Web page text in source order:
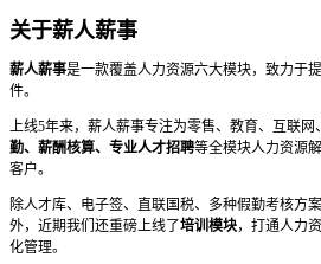
关于薪人薪事
薪人薪事是一款覆盖人力资源六大模块，致力于
件。
上线5年来，薪人薪事专注为零售、教育、互联
勤、薪酬核算、专业人才招聘等全模块人力资源
客户。
除人才库、电子签、直联国税、多种假勤考核方
外，近期我们还重磅上线了培训模块，打通人力
化管理。